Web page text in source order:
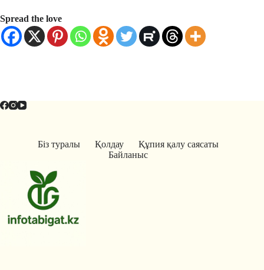
Spread the love
Біз туралы Қолдау
Құпия қалу саясаты
Байланыс